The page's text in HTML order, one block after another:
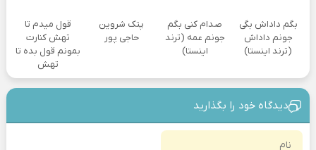
بگم داداش بگی
جونم داداش
(ترند اینستا)
صدام کنی بگم
جونم عمه (ترند
اینستا)
پتک شروین
حاجی پور
قول میدم تا
تهش کنارت
بمونم قول بده تا
تهش
دیدگاه خود را بگذارید